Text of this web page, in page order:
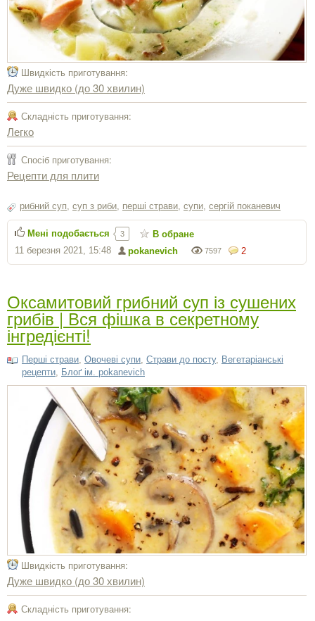
Швидкість приготування:
Дуже швидко (до 30 хвилин)
Складність приготування:
Легко
Спосіб приготування:
Рецепти для плити
рибний суп суп з риби перші страви супи сергiй поканевич
2
7597
pokanevich
11 березня 2021, 15:48
Мені подобається 3 В обране
Оксамитовий грибний суп із сушених
грибів | Вся фішка в секретному
інгредієнті!
Перші страви Овочеві супи Страви до посту, Вегетаріанські
рецепти Блоґ ім. pokanevich
Швидкість приготування:
Дуже швидко (до 30 хвилин)
Складність приготування: